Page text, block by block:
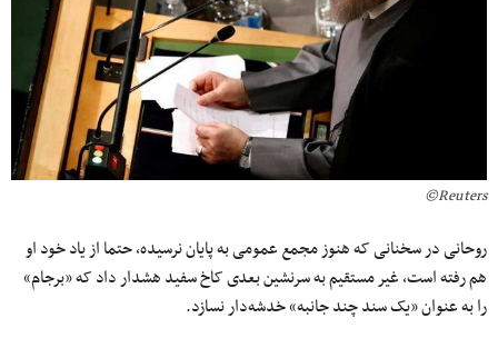
Reuters©
روحانی در سخنانی که هنوز مجمع عمومی به پایان نرسیده، حتما از یاد خود او
هم رفته است، غیر مستقیم به سرنشین بعدی کاخ سفید هشدار داد که «برجام»
را به عنوان «یک سند چند جانبه» خدشه‌دار نسازد.